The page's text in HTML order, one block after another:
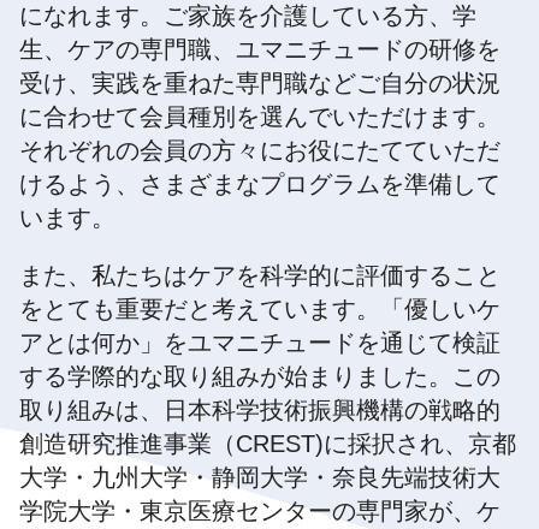
になれます。ご家族を介護している方、学
生、ケアの専門職、ユマニチュードの研修を
受け、実践を重ねた専門職などご自分の状況
に合わせて会員種別を選んでいただけます。
それぞれの会員の方々にお役にたてていただ
けるよう、さまざまなプログラムを準備して
います。
また、私たちはケアを科学的に評価すること
をとても重要だと考えています。「優しいケ
アとは何か」をユマニチュードを通じて検証
する学際的な取り組みが始まりました。この
取り組みは、日本科学技術振興機構の戦略的
創造研究推進事業（CREST)に採択され、京都
大学・九州大学・静岡大学・奈良先端技術大
学院大学・東京医療センターの専門家が、ケ